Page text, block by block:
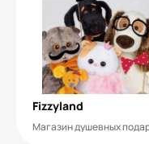
Fizzyland